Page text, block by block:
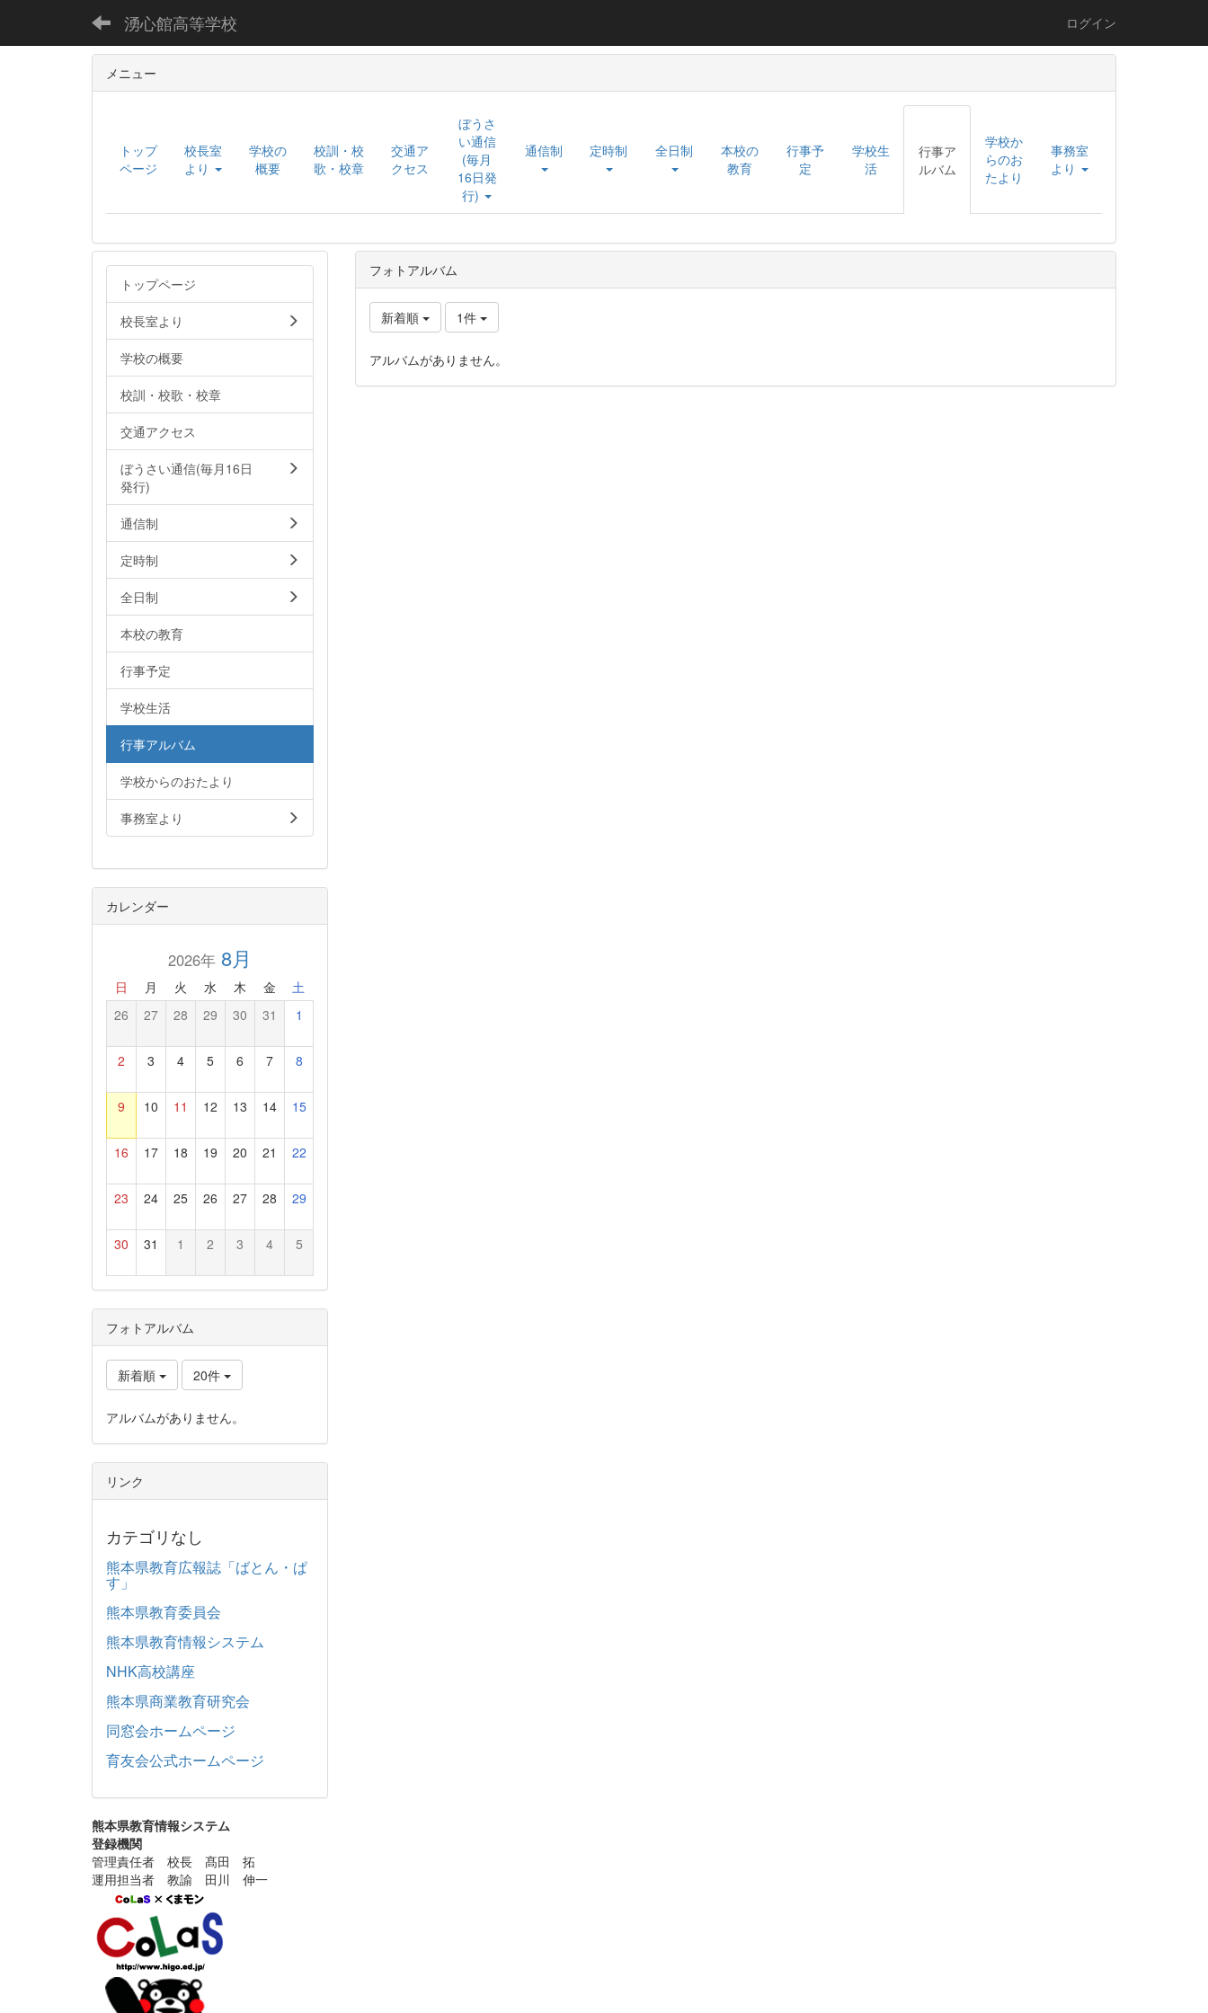
湧心館高等学校 ログイン
メニュー
トップ
ページ
校長室
より
学校の
概要
校訓・校
歌・校章
交通ア
クセス
ぼうさ
い通信
(毎月
16日発
行)
通信制 定時制 全日制
本校の
教育
行事予
定
学校生
活
行事ア
ルバム
学校か
らのお
たより
事務室
より
フォトアルバム
新着順 1件
アルバムがありません。
トップページ
校長室より
学校の概要
校訓・校歌・校章
交通アクセス
ぼうさい通信(毎月16日
発行)
通信制
定時制
全日制
本校の教育
行事予定
学校生活
行事アルバム
学校からのおたより
事務室より
カレンダー
2026年8月
日 月 火 水 木 金 土
26 27 28 29 30 31 1
2 3 4 5 6 7 8
9 10 11 12 13 14 15
16 17 18 19 20 21 22
23 24 25 26 27 28 29
30 31 1 2 3 4 5
フォトアルバム
新着順 20件
アルバムがありません。
リンク
カテゴリなし
熊本県教育広報誌「ばとん・ぱ
す」
熊本県教育委員会
熊本県教育情報システム
NHK高校講座
熊本県商業教育研究会
同窓会ホームページ
育友会公式ホームページ
熊本県教育情報システム
登録機関
管理責任者 校長 髙田 拓
運用担当者 教諭 田川 伸一